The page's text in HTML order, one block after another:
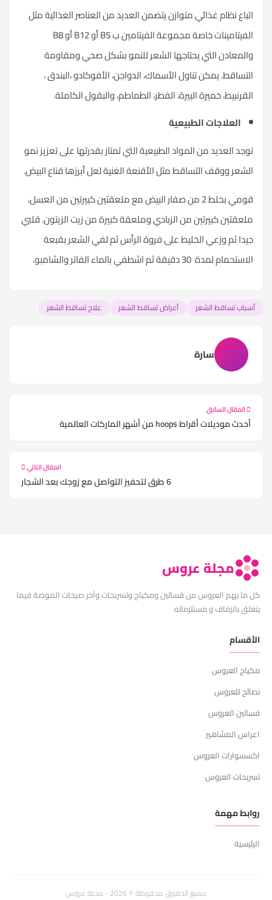
اتباع نظام غذائي متوازن يتضمن العديد من العناصر الغذائية مثل
الفيتامينات خاصة مجموعة الفيتامين ب B5 أو B12 أو B8
والمعادن التي يحتاجها الشعر للنمو بشكل صحي ومقاومة
التساقط. يمكن تناول الأسماك، الدواجن، الأفوكادو ،البندق ،
القرنبيط، خميرة البيرة، الفطر، الطماطم، والبقول الكاملة.
العلاجات الطبيعية
توجد العديد من المواد الطبيعية التي تمتاز بقدرتها على تعزيز نمو
الشعر ووقف التساقط مثل الأقنعة الغنية لعل أبرزها قناع البيض.
قومي بخلط 2 من صفار البيض مع ملعقتين كبيرتين من العسل،
ملعقتين كبيرتين من الزبادي وملعقة كبيرة من زيت الزيتون. قلبي
جيدا ثم وزعي الخليط على فروة الرأس ثم لفي الشعر بقبعة
الاستحمام لمدة 30 دقيقة ثم اشطفي بالماء الفاتر والشامبو.
أسباب تساقط الشعر أعراض تساقط الشعر علاج تساقط الشعر
سارة
المقال السابق
أحدث موديلات أقراط hoops من أشهر الماركات العالمية
المقال التالي
6 طرق لتحفيز التواصل مع زوجك بعد الشجار
مجلة عروس
كل ما يهم العروس من فساتين ومكياج وتسريحات وآخر صيحات الموضة فيما
يتعلق بالزفاف و مستلزماته
الأقسام
مكياج العروس
نصائح للعروس
فساتين العروس
اعراس المشاهير
اكسسوارات العروس
تسريحات العروس
روابط مهمة
الرئيسية
جميع الحقوق محفوظة © 2026 - مجلة عروس